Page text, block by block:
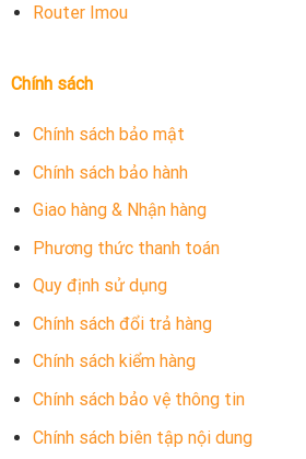
Router Imou
Chính sách
Chính sách bảo mật
Chính sách bảo hành
Giao hàng & Nhận hàng
Phương thức thanh toán
Quy định sử dụng
Chính sách đổi trả hàng
Chính sách kiểm hàng
Chính sách bảo vệ thông tin
Chính sách biên tập nội dung